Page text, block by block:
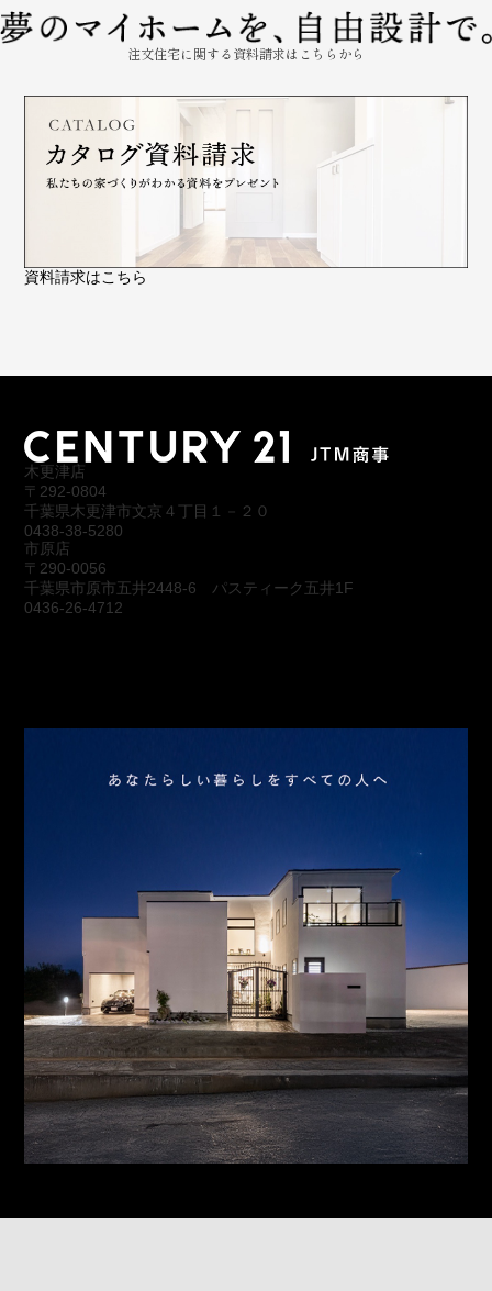
注文住宅に関する資料請求はこちらから
資料請求はこちら
木更津店
〒292-0804
千葉県木更津市文京４丁目１－２０
0438-38-5280
市原店
〒290-0056
千葉県市原市五井2448-6 パスティーク五井1F
0436-26-4712